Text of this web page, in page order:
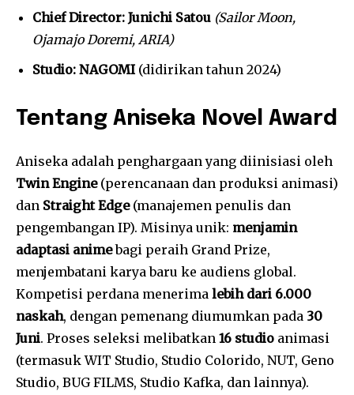
Chief Director: Junichi Satou (Sailor Moon,
Ojamajo Doremi, ARIA)
Studio: NAGOMI (didirikan tahun 2024)
Tentang Aniseka Novel Award
Aniseka adalah penghargaan yang diinisiasi oleh
Twin Engine(perencanaan dan produksi animasi)
dan Straight Edge(manajemen penulis dan
pengembangan IP). Misinya unik: menjamin
adaptasi animebagi peraih Grand Prize,
menjembatani karya baru ke audiens global.
Kompetisi perdana menerima lebih dari 6.000
naskah, dengan pemenang diumumkan pada 30
Juni. Proses seleksi melibatkan 16 studio animasi
(termasuk WIT Studio, Studio Colorido, NUT, Geno
Studio, BUG FILMS, Studio Kafka, dan lainnya).